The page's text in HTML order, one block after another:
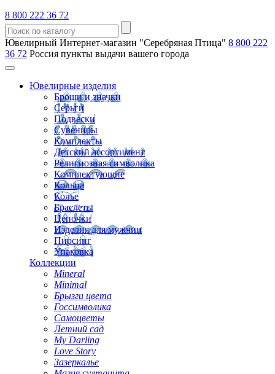
8 800 222 36 72
Ювелирный Интернет-магазин "Серебряная Птица" 8 800 222
36 72 Россия пункты выдачи вашего города
Ювелирные изделия
Броши и значки
Серьги
Подвески
Сувениры
Комплекты
Детский ассортимент
Религиозная символика
Комплектующие
Кольца
Колье
Браслеты
Цепочки
Изделия для мужчин
Пирсинг
Упаковка
Коллекции
Mineral
Minimal
Брызги цвета
Госсимволика
Самоцветы
Летний сад
My Darling
Love Story
Зазеркалье